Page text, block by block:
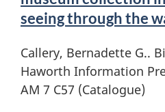
seeing through the
Callery, Bernadette G..
Haworth Information
AM 7 C57 (Catalogue)